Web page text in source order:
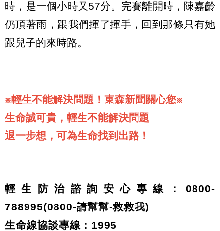
時，是一個小時又57分。完賽離開時，陳嘉齡
仍頂著雨，跟我們揮了揮手，回到那條只有她
跟兒子的來時路。
※輕生不能解決問題！東森新聞關心您※
生命誠可貴，輕生不能解決問題
退一步想，可為生命找到出路！
輕生防治諮詢安心專線：0800-
788995(0800-請幫幫-救救我)
生命線協談專線：1995